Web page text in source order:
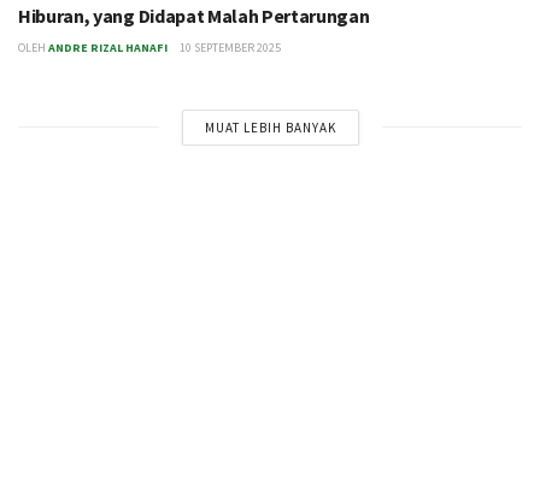
Hiburan, yang Didapat Malah Pertarungan
OLEH ANDRE RIZAL HANAFI 10 SEPTEMBER 2025
MUAT LEBIH BANYAK